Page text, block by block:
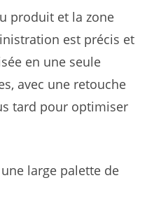
produit et la zone
est précis et
en une seule
avec une retouche
tard pour optimiser
large palette de